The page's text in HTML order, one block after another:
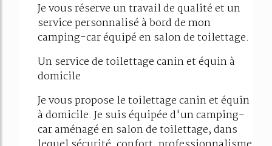
Je vous réserve un travail de qualité et un
service personnalisé à bord de mon
camping-car équipé en salon de toilettage.
Un service de toilettage canin et équin à
domicile
Je vous propose le toilettage canin et équin
à domicile. Je suis équipée d'un camping-
car aménagé en salon de toilettage, dans